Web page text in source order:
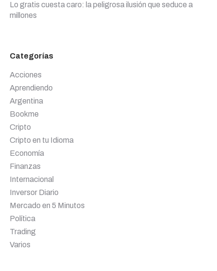
Lo gratis cuesta caro: la peligrosa ilusión que seduce a
millones
Categorías
Acciones
Aprendiendo
Argentina
Bookme
Cripto
Cripto en tu Idioma
Economía
Finanzas
Internacional
Inversor Diario
Mercado en 5 Minutos
Política
Trading
Varios